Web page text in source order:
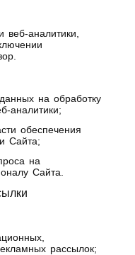
аналитики,
на обработку
аналитики;
обеспечения
Сайта;
на
Сайта.
рассылок;